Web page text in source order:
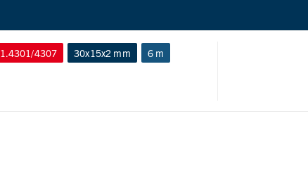
1.4301/4307 30x15x2 mm 6 m